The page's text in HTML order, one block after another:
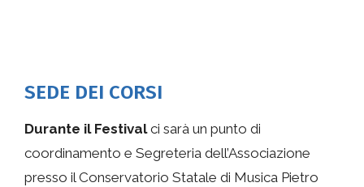
SEDE DEI CORSI
Durante il Festivalci sarà un punto di
coordinamento e Segreteria dell’Associazione
presso il Conservatorio Statale di Musica Pietro